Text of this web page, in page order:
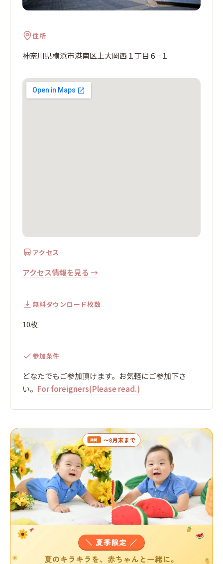
住所
神奈川県横浜市港南区上大岡西１丁目６−１
アクセス
アクセス情報を見る →
無料ダウンロード枚数
10枚
参加条件
どなたでもご参加頂けます。お気軽にご参加下さ
い。 For foreigners(Please read.)